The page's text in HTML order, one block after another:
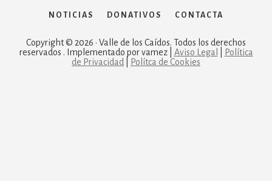
NOTICIAS DONATIVOS CONTACTA
Copyright © 2026 · Valle de los Caídos. Todos los derechos
reservados . Implementado por vamez | Aviso Legal
Política
de Privacidad
Polítca de Cookies